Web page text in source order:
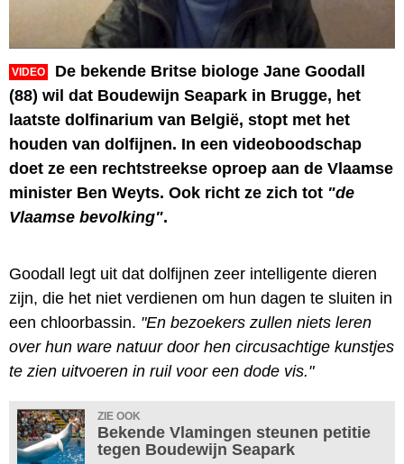
VIDEO
De bekende Britse biologe Jane Goodall
(88) wil dat Boudewijn Seapark in Brugge, het
laatste dolfinarium van België, stopt met het
houden van dolfijnen. In een videoboodschap
doet ze een rechtstreekse oproep aan de Vlaamse
minister Ben Weyts. Ook richt ze zich tot "de
Vlaamse bevolking".
Goodall legt uit dat dolfijnen zeer intelligente dieren
zijn, die het niet verdienen om hun dagen te sluiten in
een chloorbassin. "En bezoekers zullen niets leren
over hun ware natuur door hen circusachtige kunstjes
te zien uitvoeren in ruil voor een dode vis."
ZIE OOK
Bekende Vlamingen steunen petitie
tegen Boudewijn Seapark